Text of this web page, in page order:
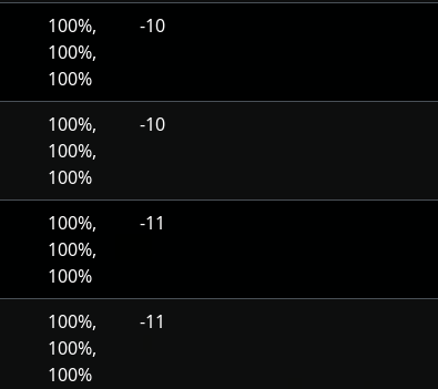
100%,
100%,
100%
-10
100%,
100%,
100%
-10
100%,
100%,
100%
-11
100%,
100%,
100%
-11